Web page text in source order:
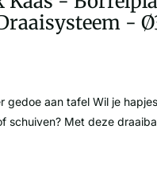
-
gedoe aan tafel Wil je
schuiven? Met deze